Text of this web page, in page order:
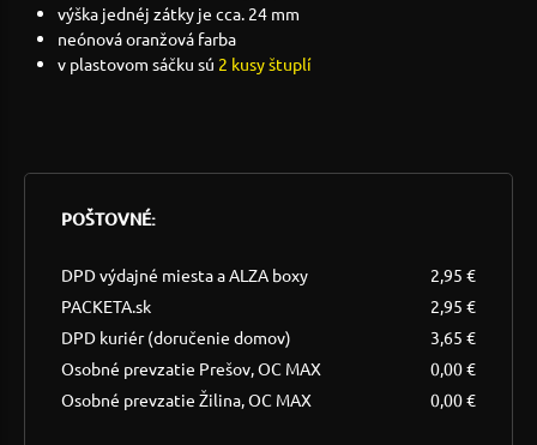
výška jednéj zátky je cca. 24 mm
neónová oranžová farba
v plastovom sáčku sú 2 kusy štuplí
POŠTOVNÉ:
DPD výdajné miesta a ALZA boxy
2,95 €
PACKETA.sk
2,95 €
DPD kuriér (doručenie domov)
3,65 €
Osobné prevzatie Prešov, OC MAX
0,00 €
Osobné prevzatie Žilina, OC MAX
0,00 €